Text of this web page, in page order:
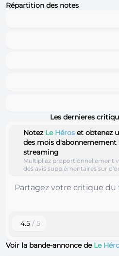
Répartition des notes
Les dernieres
Notez Le Héros et obtenez
des mois d'abonnemement
streaming
Multipliez proportionnellement
des avis supplémentaires sur
4.5 / 5
Voir la bande-annonce de Le